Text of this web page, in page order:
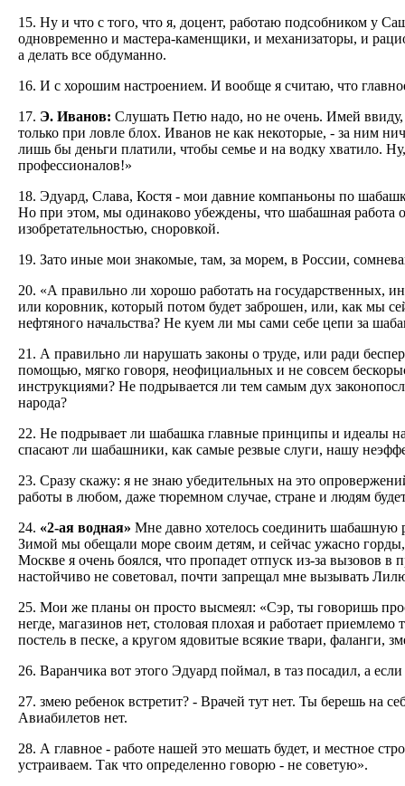
15. Ну и что с того, что я, доцент, работаю подсобником у
одновременно и мастера-каменщики, и механизаторы, и
а делать все обдуманно.
16. И с хорошим настроением. И вообще я считаю, что
17. Э. Иванов: Слушать Петю надо, но не очень. Имей
только при ловле блох. Иванов не как некоторые, - за ним
лишь бы деньги платили, чтобы семье и на водку хватило.
профессионалов!»
18. Эдуард, Слава, Костя - мои давние компаньоны по
Но при этом, мы одинаково убеждены, что шабашная работа
изобретательностью, сноровкой.
19. Зато иные мои знакомые, там, за морем, в России,
20. «А правильно ли хорошо работать на государственных,
или коровник, который потом будет заброшен, или, как мы
нефтяного начальства? Не куем ли мы сами себе цепи за
21. А правильно ли нарушать законы о труде, или ради
помощью, мягко говоря, неофициальных и не совсем
инструкциями? Нe подрывается ли тем самым дух
народа?
22. Не подрывает ли шабашка главные принципы и идеалы
спасают ли шабашники, как самые резвые слуги, нашу
23. Сразу скажу: я не знаю убедительных на это
работы в любом, даже тюремном случае, стране и людям
24. «2-ая водная» Мне давно хотелось соединить шабашную
Зимой мы обещали море своим детям, и сейчас ужасно
Москве я очень боялся, что пропадет отпуск из-за вызовов
настойчиво не советовал, почти запрещал мне вызывать
25. Мои же планы он просто высмеял: «Сэр, ты говоришь
негде, магазинов нет, столовая плохая и работает
постель в песке, а кругом ядовитые всякие твари, фаланги,
26. Варанчика вот этого Эдуард поймал, в таз посадил, а если
27. змею ребенок встретит? - Врачей тут нет. Ты берешь на
Авиабилетов нет.
28. А главное - работе нашей это мешать будет, и местное
устраиваем. Так что определенно говорю - не советую».